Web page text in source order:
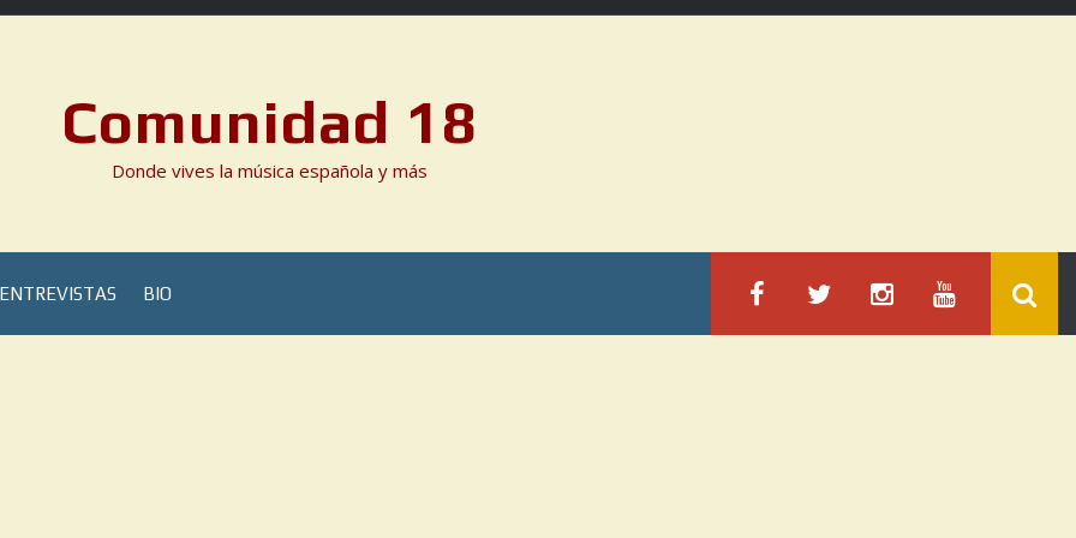
Comunidad 18
Donde vives la música española y más
ENTREVISTAS BIO